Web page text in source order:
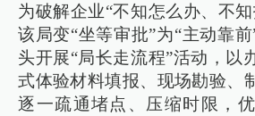
为破解企业“不知怎么办、不知
该局变“坐等审批”为“主动靠
头开展“局长走流程”活动，以
式体验材料填报、现场勘验、
逐一疏通堵点、压缩时限，